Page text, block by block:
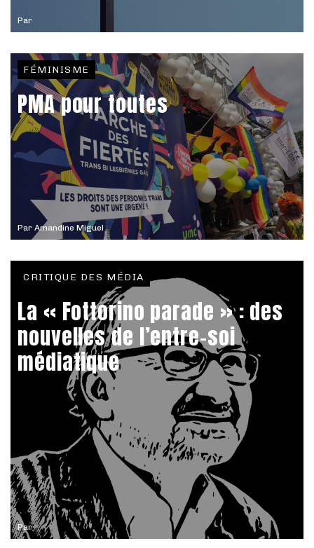
Par
Par Amandine Miguel
FÉMINISME
PMA pour toutes
Par
CRITIQUE DES MÉDIA
La « Fottorino parade » : des
nouvelles de l’entre-soi
médiatique